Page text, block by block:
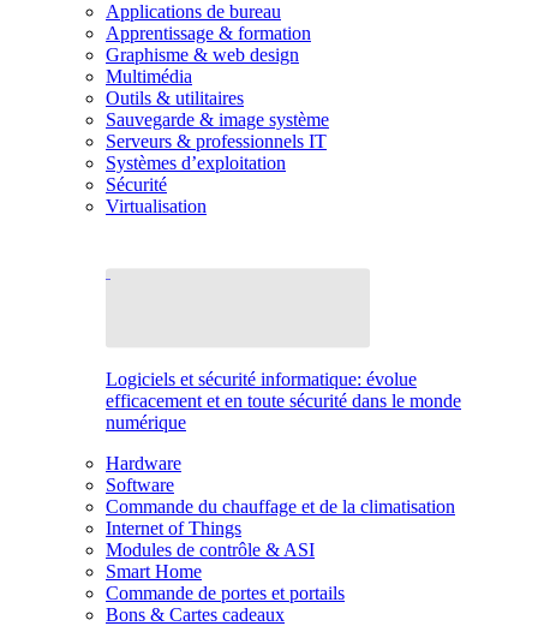
Applications de bureau
Apprentissage & formation
Graphisme & web design
Multimédia
Outils & utilitaires
Sauvegarde & image système
Serveurs & professionnels IT
Systèmes d’exploitation
Sécurité
Virtualisation
Logiciels et sécurité informatique: évolue
efficacement et en toute sécurité dans le monde
numérique
Hardware
Software
Commande du chauffage et de la climatisation
Internet of Things
Modules de contrôle & ASI
Smart Home
Commande de portes et portails
Bons & Cartes cadeaux